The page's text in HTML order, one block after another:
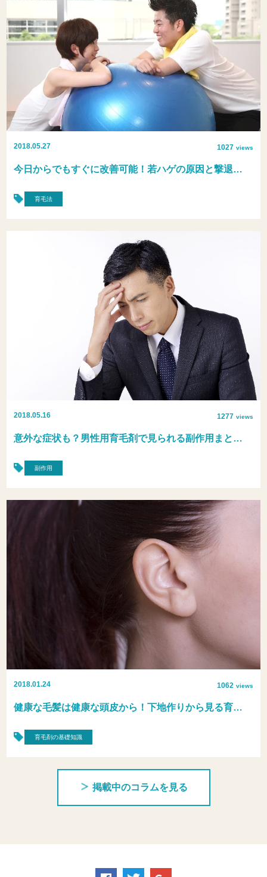
2018.05.27 1027 views
今日からでもすぐに改善可能！若ハゲの原因と撃退…
育毛法
2018.05.16 1277 views
意外な症状も？男性用育毛剤で見られる副作用まと…
副作用
2018.01.24 1062 views
健康な毛髪は健康な頭皮から！下地作りから見る育…
育毛剤の基礎知識
掲載中のコラムを見る